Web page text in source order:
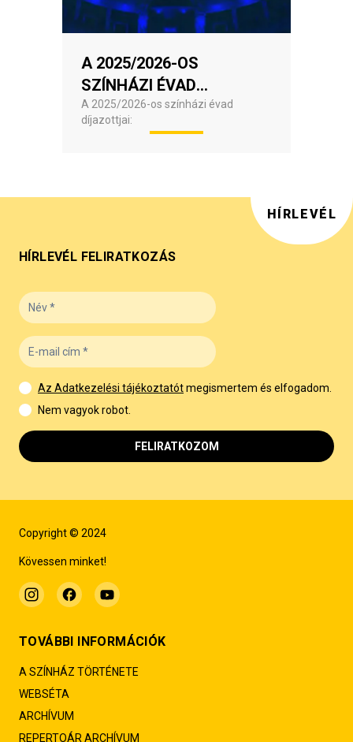
A 2025/2026-OS
SZÍNHÁZI ÉVAD
DÖMÖTÖR-DÍJASAI
A 2025/2026-os színházi évad
díjazottjai:
Copyright © 2024
Kövessen minket!
TOVÁBBI INFORMÁCIÓK
A SZÍNHÁZ TÖRTÉNETE
WEBSÉTA
ARCHÍVUM
REPERTOÁR ARCHÍVUM
HÍRLEVÉL
HÍRLEVÉL FELIRATKOZÁS
Az Adatkezelési tájékoztatótmegismertem és elfogadom.
Nem vagyok robot.
FELIRATKOZOM